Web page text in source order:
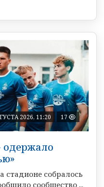
2026, 11:20 17
одержало
стадионе собралось
сообщество ...